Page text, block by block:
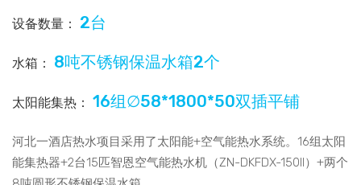
设备数量： 2台
水箱： 8吨不锈钢保温水箱2个
太阳能集热： 16组∅58*1800*50双插平铺
河北一酒店热水项目采用了太阳能+空气能热水系统。16组太阳
能集热器+2台15匹智恩空气能热水机（ZN-DKFDX-150ll）+两个